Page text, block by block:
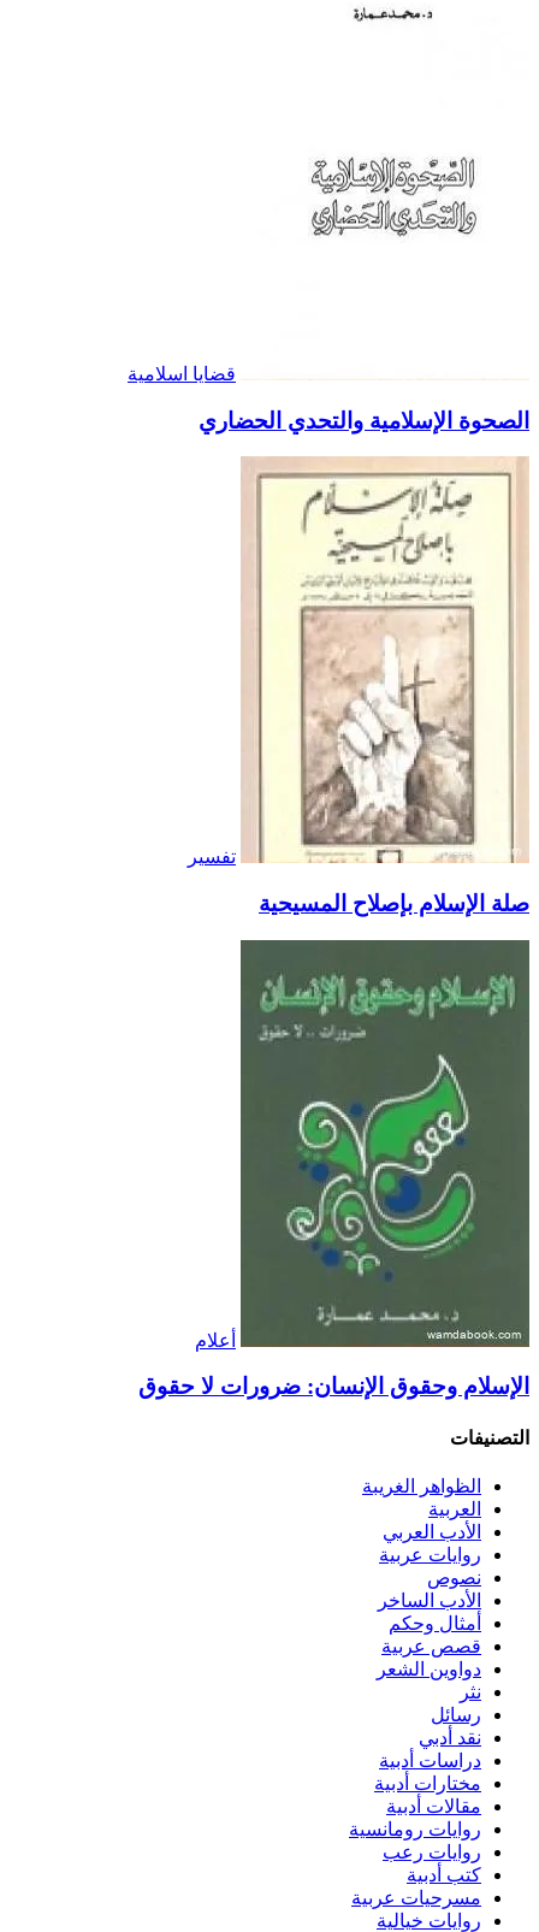
قضايا اسلامية
الصحوة الإسلامية والتحدي الحضاري
تفسير
صلة الإسلام بإصلاح المسيحية
أعلام
الإسلام وحقوق الإنسان: ضرورات لا حقوق
التصنيفات
الظواهر الغريبة‏
العربية
الأدب العربي
روايات عربية
نصوص
الأدب الساخر
أمثال وحكم
قصص عربية
دواوين الشعر
نثر
رسائل
نقد أدبي
دراسات أدبية
مختارات أدبية
مقالات أدبية
روايات رومانسية
روايات رعب
كتب أدبية
مسرحيات عربية
روايات خيالية